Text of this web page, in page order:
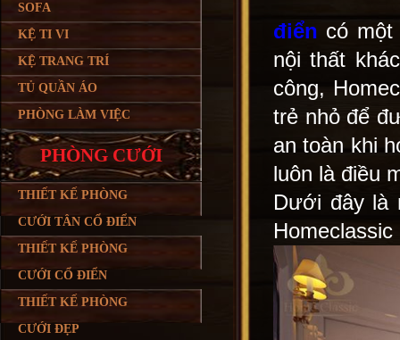
SOFA
KỆ TI VI
KỆ TRANG TRÍ
TỦ QUẦN ÁO
PHÒNG LÀM VIỆC
PHÒNG CƯỚI
THIẾT KẾ PHÒNG
CƯỚI TÂN CỔ ĐIỂN
THIẾT KẾ PHÒNG
CƯỚI CỔ ĐIỂN
THIẾT KẾ PHÒNG
CƯỚI ĐẸP
điển có một
nội thất
công,
trẻ nhỏ để
an toàn khi
luôn là điều
Dưới đây là